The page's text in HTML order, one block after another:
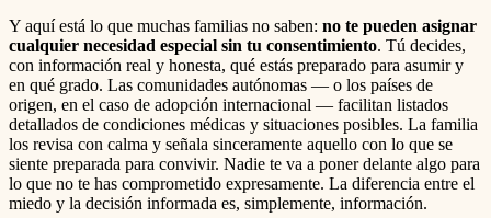
Y aquí está lo que muchas familias no saben: no te pueden asignar
cualquier necesidad especial sin tu consentimiento. Tú decides,
con información real y honesta, qué estás preparado para asumir y
en qué grado. Las comunidades autónomas — o los países de
origen, en el caso de adopción internacional — facilitan listados
detallados de condiciones médicas y situaciones posibles. La familia
los revisa con calma y señala sinceramente aquello con lo que se
siente preparada para convivir. Nadie te va a poner delante algo para
lo que no te has comprometido expresamente. La diferencia entre el
miedo y la decisión informada es, simplemente, información.